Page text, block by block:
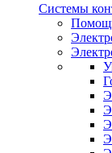
Системы